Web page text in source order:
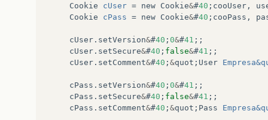
Cookie
cUser = new Cookie&#40 ; cooUser ,
Cookie
cPass = new Cookie&#40 ; cooPass ,
cUser . setVersion&#40 ; 0&#41 ;;
cUser . setSecure&#40 ; false&#41 ;;
cUser . setComment&#40 ; &quot ; User
cPass . setVersion&#40 ; 0&#41 ;;
cPass . setSecure&#40 ; false&#41 ;;
cPass . setComment&#40 ; &quot ; Pass